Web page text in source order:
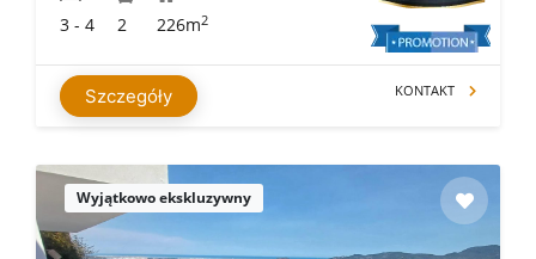
3 - 4 2 226m2
Szczegóły KONTAKT
Wyjątkowo ekskluzywny